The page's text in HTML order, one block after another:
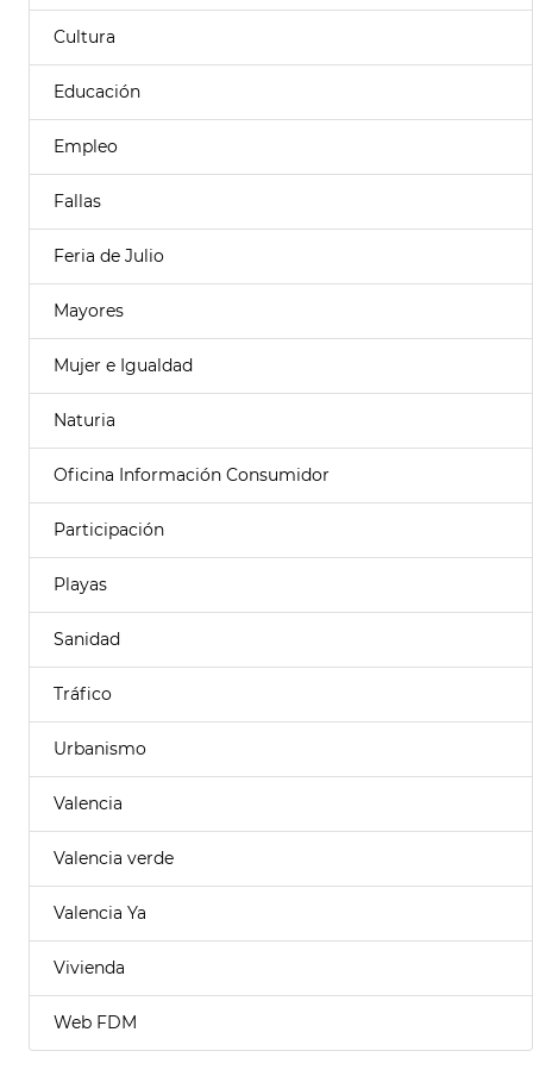
Cultura
Educación
Empleo
Fallas
Feria de Julio
Mayores
Mujer e Igualdad
Naturia
Oficina Información Consumidor
Participación
Playas
Sanidad
Tráfico
Urbanismo
Valencia
Valencia verde
Valencia Ya
Vivienda
Web FDM